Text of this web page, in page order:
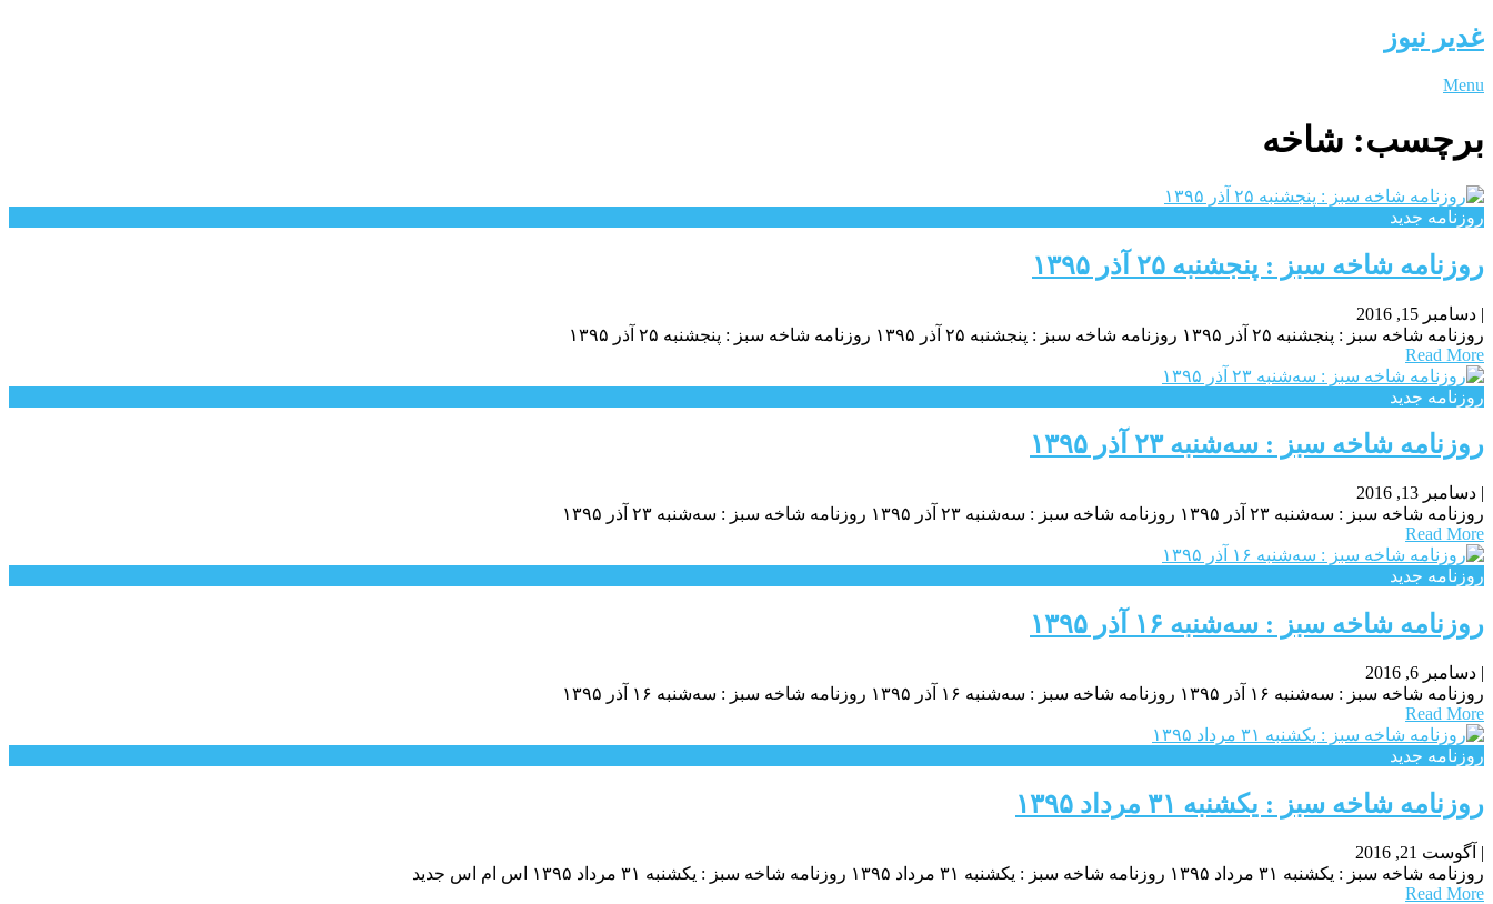
غدیر نیوز
Menu
برچسب: شاخه
روزنامه جدید
روزنامه شاخه سبز : پنجشنبه ۲۵ آذر ۱۳۹۵
| دسامبر 15, 2016
روزنامه شاخه سبز : پنجشنبه ۲۵ آذر ۱۳۹۵ روزنامه شاخه سبز : پنجشنبه ۲۵ آذر ۱۳۹۵ روزنامه شاخه سبز : پنجشنبه ۲۵ آذر ۱۳۹۵
Read More
روزنامه جدید
روزنامه شاخه سبز : سه‌شنبه ۲۳ آذر ۱۳۹۵
| دسامبر 13, 2016
روزنامه شاخه سبز : سه‌شنبه ۲۳ آذر ۱۳۹۵ روزنامه شاخه سبز : سه‌شنبه ۲۳ آذر ۱۳۹۵ روزنامه شاخه سبز : سه‌شنبه ۲۳ آذر ۱۳۹۵
Read More
روزنامه جدید
روزنامه شاخه سبز : سه‌شنبه ۱۶ آذر ۱۳۹۵
| دسامبر 6, 2016
روزنامه شاخه سبز : سه‌شنبه ۱۶ آذر ۱۳۹۵ روزنامه شاخه سبز : سه‌شنبه ۱۶ آذر ۱۳۹۵ روزنامه شاخه سبز : سه‌شنبه ۱۶ آذر ۱۳۹۵
Read More
روزنامه جدید
روزنامه شاخه سبز : یکشنبه‌ ۳۱ مرداد ۱۳۹۵
| آگوست 21, 2016
روزنامه شاخه سبز : یکشنبه‌ ۳۱ مرداد ۱۳۹۵ روزنامه شاخه سبز : یکشنبه‌ ۳۱ مرداد ۱۳۹۵ روزنامه شاخه سبز : یکشنبه‌ ۳۱ مرداد ۱۳۹۵ اس ام اس جدید
Read More